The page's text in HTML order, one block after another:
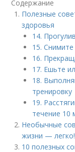
Содержание
Полезные
здоровья
14.
15. Снимите
16.
17. Ешьте
18.
тренировку
19.
течение 10
Необычные
жизни —
10 полезных